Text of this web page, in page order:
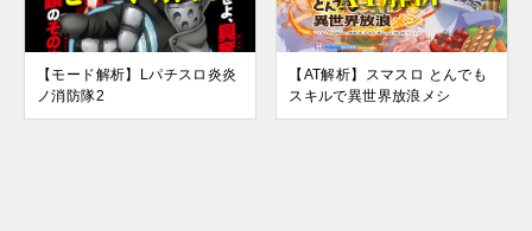
【モード解析】Lパチスロ炎炎
ノ消防隊2
【AT解析】スマスロ とんでも
スキルで異世界放浪メシ